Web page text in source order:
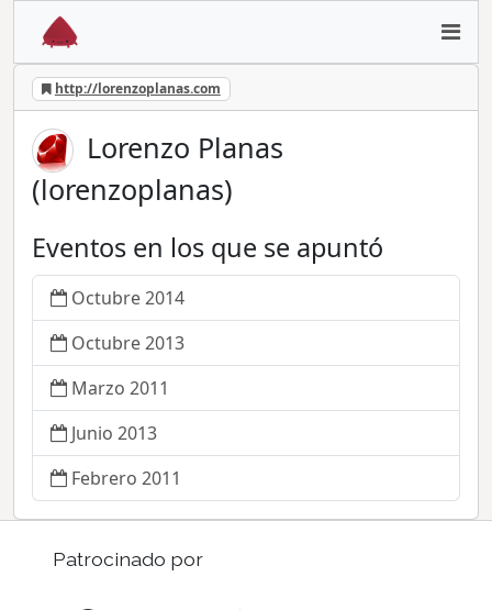
http://lorenzoplanas.com
Lorenzo Planas
(lorenzoplanas)
Eventos en los que se apuntó
Octubre 2014
Octubre 2013
Marzo 2011
Junio 2013
Febrero 2011
Patrocinado por